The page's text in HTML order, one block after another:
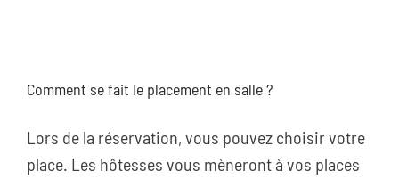
Comment se fait le placement en salle ?
Lors de la réservation, vous pouvez choisir votre
place. Les hôtesses vous mèneront à vos places